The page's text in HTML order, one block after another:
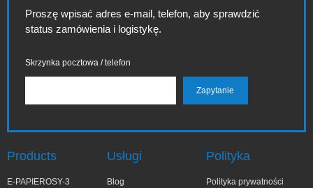
Proszę wpisać adres e-mail, telefon, aby sprawdzić
status zamówienia i logistykę.
Skrzynka pocztowa / telefon
Products
E-PAPIEROSY-3
Usługi
Blog
Polityka
Polityka prywatności